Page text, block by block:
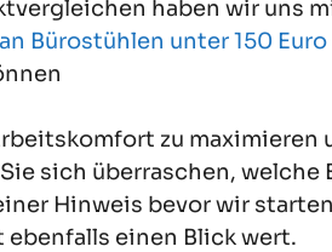
haben wir uns
Bürostühlen unter 150 Euro
zu maximieren
sich überraschen,
Hinweis bevor wir
ebenfalls einen Blick wert.